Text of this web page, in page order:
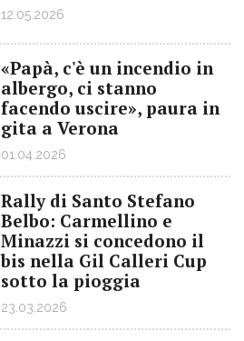
12.05.2026
«Papà, c'è un incendio in
albergo, ci stanno
facendo uscire», paura in
gita a Verona
01.04.2026
Rally di Santo Stefano
Belbo: Carmellino e
Minazzi si concedono il
bis nella Gil Calleri Cup
sotto la pioggia
23.03.2026